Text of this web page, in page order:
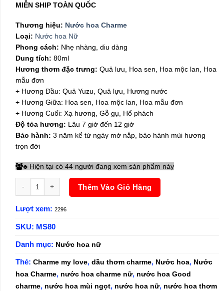
MIỄN SHIP TOÀN QUỐC
Thương hiệu: Nước hoa Charme
Loại: Nước hoa Nữ
Phong cách: Nhẹ nhàng, diu dàng
Dung tích: 80ml
Hương thơm đặc trưng: Quả lưu, Hoa sen, Hoa mộc lan, Hoa
mẫu đơn
+ Hương Đầu: Quả Yuzu, Quả lựu, Hương nước
+ Hương Giữa: Hoa sen, Hoa mộc lan, Hoa mẫu đơn
+ Hương Cuối: Xạ hương, Gỗ gụ, Hổ phách
Độ tỏa hương: Lâu 7 giờ đến 12 giờ
Bảo hành: 3 năm kể từ ngày mở nắp, bảo hành mùi hương
trọn đời
♣ Hiện tại có 44 người đang xem sản phẩm này
Nước hoa Good Charme My Love 80ml số lượng
Thêm Vào Giỏ Hàng
Lượt xem: 2296
SKU: MS80
Danh mục: Nước hoa nữ
Thẻ: Charme my love, dầu thơm charme, Nước hoa, Nước
hoa Charme, nước hoa charme nữ, nước hoa Good
charme, nước hoa mùi ngọt, nước hoa nữ, nước hoa thơm